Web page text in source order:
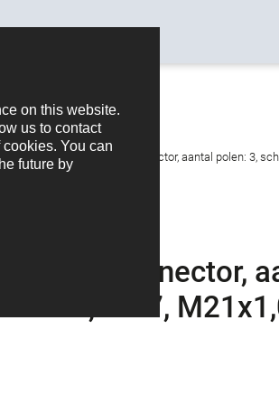
Female panel mount connector, aantal polen: 3,
mount connector,
IP67,